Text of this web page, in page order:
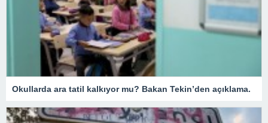
Okullarda ara tatil kalkıyor mu? Bakan Tekin’den açıklama.